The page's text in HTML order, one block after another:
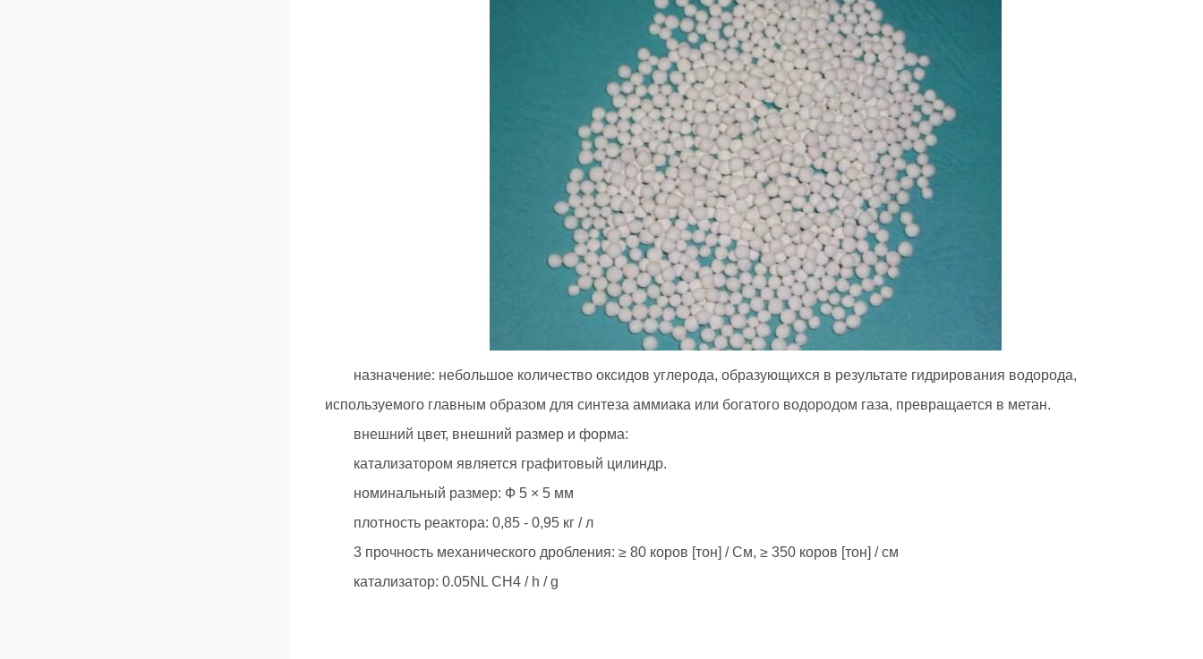
назначение: небольшое количество оксидов углерода, образующихся в результате гидрирования водорода,
используемого главным образом для синтеза аммиака или богатого водородом газа, превращается в метан.
внешний цвет, внешний размер и форма:
катализатором является графитовый цилиндр.
номинальный размер: Ф 5 × 5 мм
плотность реактора: 0,85 - 0,95 кг / л
3 прочность механического дробления: ≥ 80 коров [тон] / См, ≥ 350 коров [тон] / см
катализатор: 0.05NL CH4 / h / g